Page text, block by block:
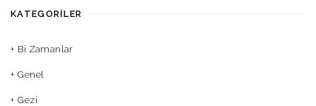
KATEGORILER
Bi Zamanlar
Genel
Gezi